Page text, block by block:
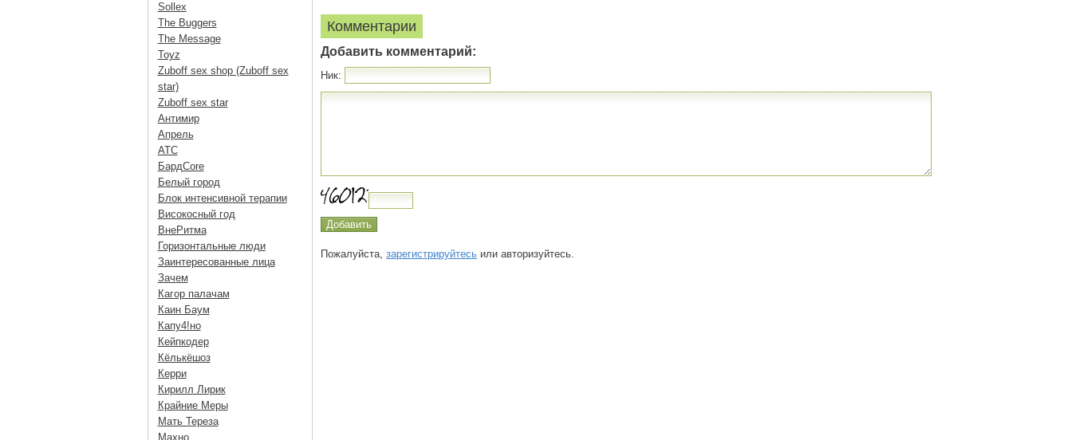
Комментарии
Добавить комментарий:
Ник:
Пожалуйста, зарегистрируйтесь или авторизуйтесь.
Sollex
The Buggers
The Message
Toyz
Zuboff sex shop (Zuboff sex
star)
Zuboff sex star
Антимир
Апрель
АТС
БардCore
Белый город
Блок интенсивной терапии
Високосный год
ВнеРитма
Горизонтальные люди
Заинтересованные лица
Зачем
Кагор палачам
Каин Баум
Капу4!но
Кейпкодер
Кёлькёшоз
Керри
Кирилл Лирик
Крайние Меры
Мать Тереза
Махно